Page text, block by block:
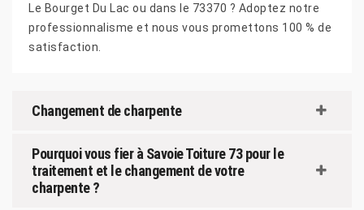
Le Bourget Du Lac ou dans le 73370 ? Adoptez notre
professionnalisme et nous vous promettons 100 % de
satisfaction.
Changement de charpente
Pourquoi vous fier à Savoie Toiture 73 pour le
traitement et le changement de votre
charpente ?